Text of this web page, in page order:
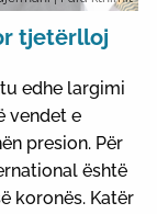
tjetërlloj
edhe largimi
vendet e
presion. Për
është
koronës. Katër